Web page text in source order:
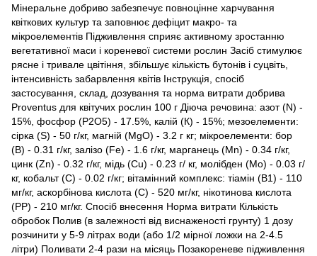
Мінеральне добриво забезпечує повноцінне харчування
квіткових культур та заповнює дефіцит макро- та
мікроелементів Підживлення сприяє активному зростанню
вегетативної маси і кореневої системи рослин Засіб стимулює
рясне і тривале цвітіння, збільшує кількість бутонів і суцвіть,
інтенсивність забарвлення квітів Інструкція, спосіб
застосування, склад, дозування та норма витрати добрива
Proventus для квітучих рослин 100 г Діюча речовина: азот (N) -
15%, фосфор (P2O5) - 17.5%, калій (К) - 15%; мезоелементи:
сірка (S) - 50 г/кг, магній (MgO) - 3.2 г кг; мікроелементи: бор
(В) - 0.31 г/кг, залізо (Fe) - 1.6 г/кг, марганець (Мn) - 0.34 г/кг,
цинк (Zn) - 0.32 г/кг, мідь (Cu) - 0.23 г/ кг, молібден (Мо) - 0.03 г/
кг, кобальт (С) - 0.02 г/кг; вітамінний комплекс: тіамін (В1) - 110
мг/кг, аскорбінова кислота (С) - 520 мг/кг, нікотинова кислота
(РР) - 210 мг/кг. Спосіб внесення Норма витрати Кількість
обробок Полив (в залежності від виснаженості грунту) 1 дозу
розчинити у 5-9 літрах води (або 1/2 мірної ложки на 2-4.5
літри) Поливати 2-4 рази на місяць Позакореневе підживлення